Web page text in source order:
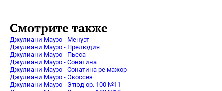
Смотрите также
Джулиани Мауро - Менуэт
Джулиани Мауро - Прелюдия
Джулиани Мауро - Пьеса
Джулиани Мауро - Сонатина
Джулиани Мауро - Сонатина ре мажор
Джулиани Мауро - Экоссез
Джулиани Мауро - Этюд op. 100 №11